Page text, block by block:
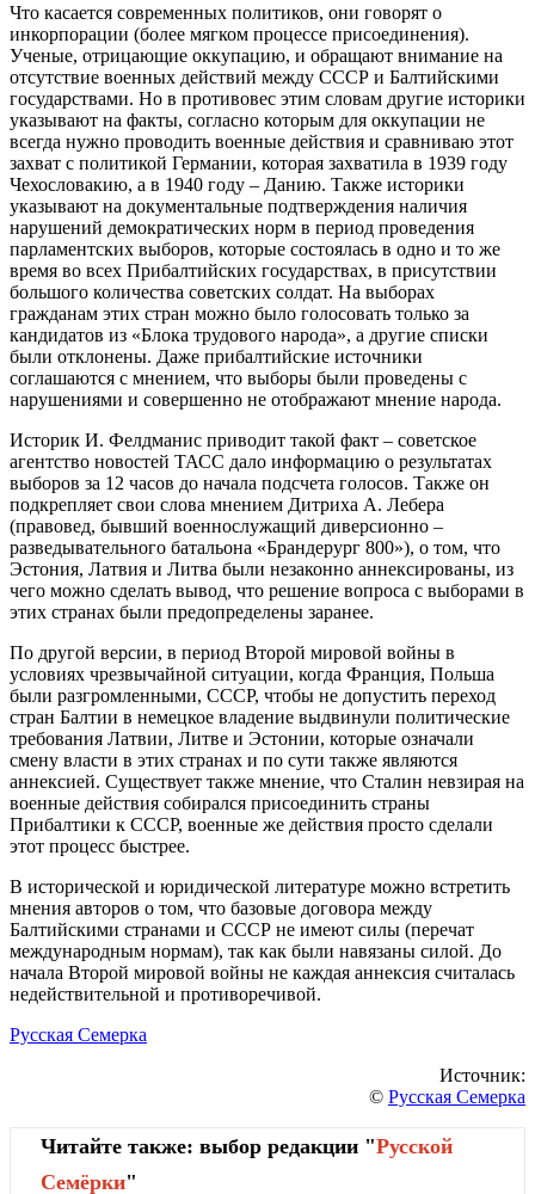
Что касается современных политиков, они говорят о
инкорпорации (более мягком процессе присоединения).
Ученые, отрицающие оккупацию, и обращают внимание на
отсутствие военных действий между СССР и Балтийскими
государствами. Но в противовес этим словам другие историки
указывают на факты, согласно которым для оккупации не
всегда нужно проводить военные действия и сравниваю этот
захват с политикой Германии, которая захватила в 1939 году
Чехословакию, а в 1940 году – Данию. Также историки
указывают на документальные подтверждения наличия
нарушений демократических норм в период проведения
парламентских выборов, которые состоялась в одно и то же
время во всех Прибалтийских государствах, в присутствии
большого количества советских солдат. На выборах
гражданам этих стран можно было голосовать только за
кандидатов из «Блока трудового народа», а другие списки
были отклонены. Даже прибалтийские источники
соглашаются с мнением, что выборы были проведены с
нарушениями и совершенно не отображают мнение народа.
Историк И. Фелдманис приводит такой факт – советское
агентство новостей ТАСС дало информацию о результатах
выборов за 12 часов до начала подсчета голосов. Также он
подкрепляет свои слова мнением Дитриха А. Лебера
(правовед, бывший военнослужащий диверсионно –
разведывательного батальона «Брандерург 800»), о том, что
Эстония, Латвия и Литва были незаконно аннексированы, из
чего можно сделать вывод, что решение вопроса с выборами в
этих странах были предопределены заранее.
По другой версии, в период Второй мировой войны в
условиях чрезвычайной ситуации, когда Франция, Польша
были разгромленными, СССР, чтобы не допустить переход
стран Балтии в немецкое владение выдвинули политические
требования Латвии, Литве и Эстонии, которые означали
смену власти в этих странах и по сути также являются
аннексией. Существует также мнение, что Сталин невзирая на
военные действия собирался присоединить страны
Прибалтики к СССР, военные же действия просто сделали
этот процесс быстрее.
В исторической и юридической литературе можно встретить
мнения авторов о том, что базовые договора между
Балтийскими странами и СССР не имеют силы (перечат
международным нормам), так как были навязаны силой. До
начала Второй мировой войны не каждая аннексия считалась
недействительной и противоречивой.
Русская Семерка
Источник:
© Русская Семерка
Читайте также: выбор редакции "Русской
Cемёрки"